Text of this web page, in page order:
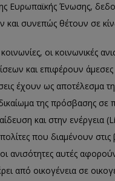
Ευρωπαϊκής Ένωσης,
συνεπώς θέτουν σε
οι κοινωνικές
και επιφέρουν
έχουν ως αποτέλεσμα
της πρόσβασης σε
και στην ενέργεια
που διαμένουν στις
ανισότητες αυτές
από οικογένεια σε